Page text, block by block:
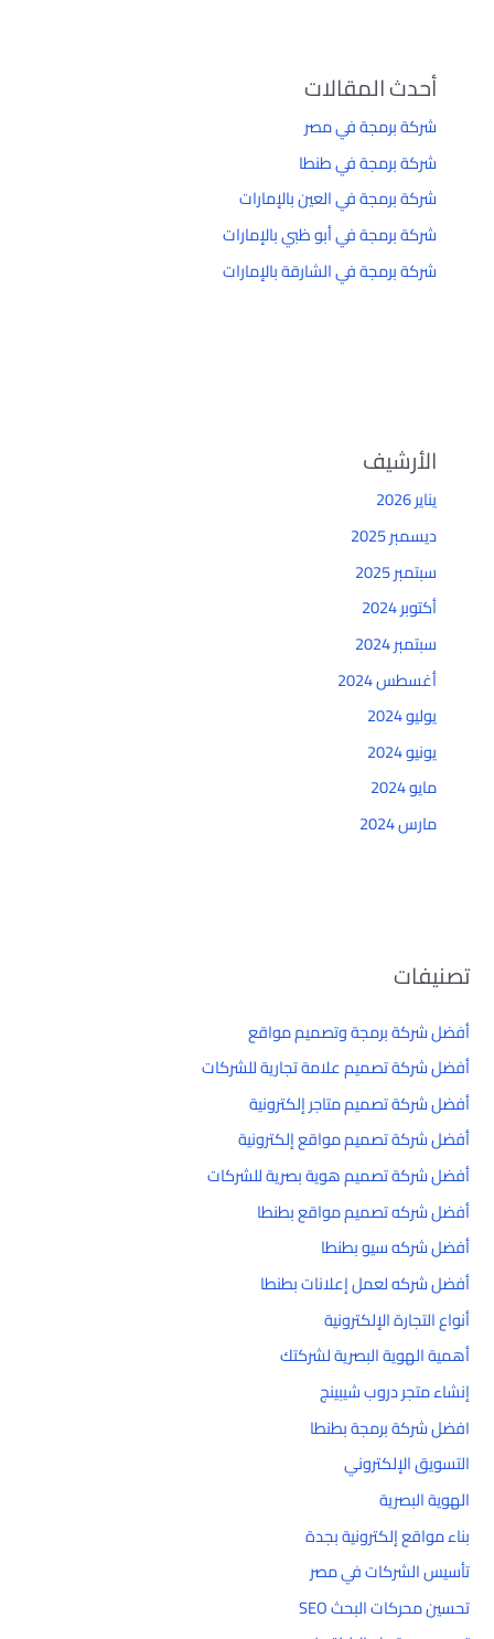
أحدث المقالات
شركة برمجة في مصر
شركة برمجة في طنطا
شركة برمجة في العين بالإمارات
شركة برمجة في أبو ظبي بالإمارات
شركة برمجة في الشارقة بالإمارات
الأرشيف
يناير 2026
ديسمبر 2025
سبتمبر 2025
أكتوبر 2024
سبتمبر 2024
أغسطس 2024
يوليو 2024
يونيو 2024
مايو 2024
مارس 2024
تصنيفات
أفضل شركة برمجة وتصميم مواقع
أفضل شركة تصميم علامة تجارية للشركات
أفضل شركة تصميم متاجر إلكترونية
أفضل شركة تصميم مواقع إلكترونية
أفضل شركة تصميم هوية بصرية للشركات
أفضل شركه تصميم مواقع بطنطا
أفضل شركه سيو بطنطا
أفضل شركه لعمل إعلانات بطنطا
أنواع التجارة الإلكترونية
أهمية الهوية البصرية لشركتك
إنشاء متجر دروب شيبينج
افضل شركة برمجة بطنطا
التسويق الإلكتروني
الهوية البصرية
بناء مواقع إلكترونية بجدة
تأسيس الشركات في مصر
تحسين محركات البحث SEO